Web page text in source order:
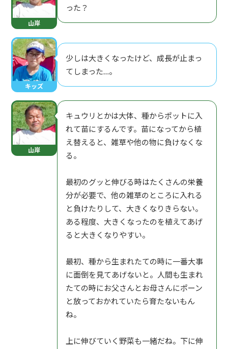
山岸
った？
キッズ
少しは大きくなったけど、成長が止まっ
てしまった…。
山岸
キュウリとかは大体、種からポットに入
れて苗にするんです。苗になってから植
え替えると、雑草や他の物に負けなくな
る。
最初のグッと伸びる時はたくさんの栄養
分が必要で、他の雑草のところに入れる
と負けたりして、大きくなりきらない。
ある程度、大きくなったのを植えてあげ
ると大きくなりやすい。
最初、種から生まれたての時に一番大事
に面倒を見てあげないと。人間も生まれ
たての時にお父さんとお母さんにポーン
と放っておかれていたら育たないもん
ね。
上に伸びていく野菜も一緒だね。下に伸